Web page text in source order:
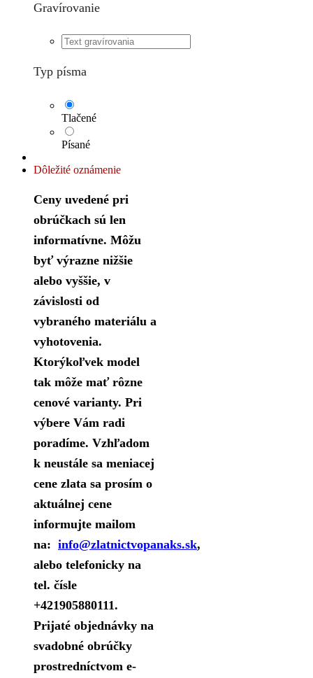
Gravírovanie
Typ písma
Tlačené
Písané
Dôležité oznámenie
Ceny uvedené pri
obrúčkach sú len
informatívne. Môžu
byť výrazne nižšie
alebo vyššie, v
závislosti od
vybraného materiálu a
vyhotovenia.
Ktorýkoľvek model
tak môže mať rôzne
cenové varianty. Pri
výbere Vám radi
poradíme. Vzhľadom
k neustále sa meniacej
cene zlata sa prosím o
aktuálnej cene
informujte mailom
na: info@zlatnictvopanaks.sk,
alebo telefonicky na
tel. čísle
+421905880111.
Prijaté objednávky na
svadobné obrúčky
prostredníctvom e-